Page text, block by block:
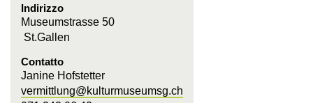
Indirizzo
Museumstrasse 50
St.Gallen
Contatto
Janine Hofstetter
vermittlung@kulturmuseumsg.ch